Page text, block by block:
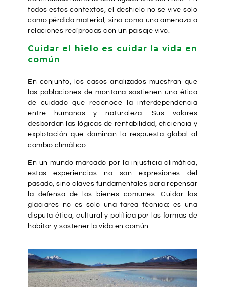
todos estos contextos, el deshielo no se vive solo
como pérdida material, sino como una amenaza a
relaciones recíprocas con un paisaje vivo.
Cuidar el hielo es cuidar la vida en
común
En conjunto, los casos analizados muestran que
las poblaciones de montaña sostienen una ética
de cuidado que reconoce la interdependencia
entre humanos y naturaleza. Sus valores
desbordan las lógicas de rentabilidad, eficiencia y
explotación que dominan la respuesta global al
cambio climático.
En un mundo marcado por la injusticia climática,
estas experiencias no son expresiones del
pasado, sino claves fundamentales para repensar
la defensa de los bienes comunes. Cuidar los
glaciares no es solo una tarea técnica: es una
disputa ética, cultural y política por las formas de
habitar y sostener la vida en común.